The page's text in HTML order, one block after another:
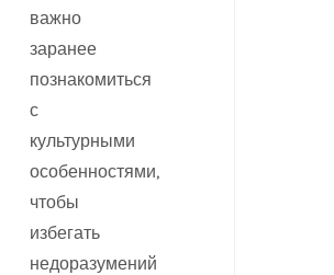
важно
заранее
познакомиться
с
культурными
особенностями,
чтобы
избегать
недоразумений